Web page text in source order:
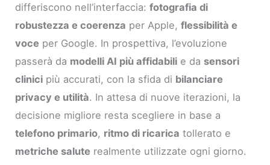
differiscono nell’interfaccia:fotografia di
robustezza e coerenza per Apple,flessibilità e
voce per Google. In prospettiva, l’evoluzione
passerà da modelli AI più affidabili e da sensori
clinici più accurati, con la sfida di bilanciare
privacy e utilità. In attesa di nuove iterazioni, la
decisione migliore resta scegliere in base a
telefono primario, ritmo di ricarica tollerato e
metriche salute realmente utilizzate ogni giorno.